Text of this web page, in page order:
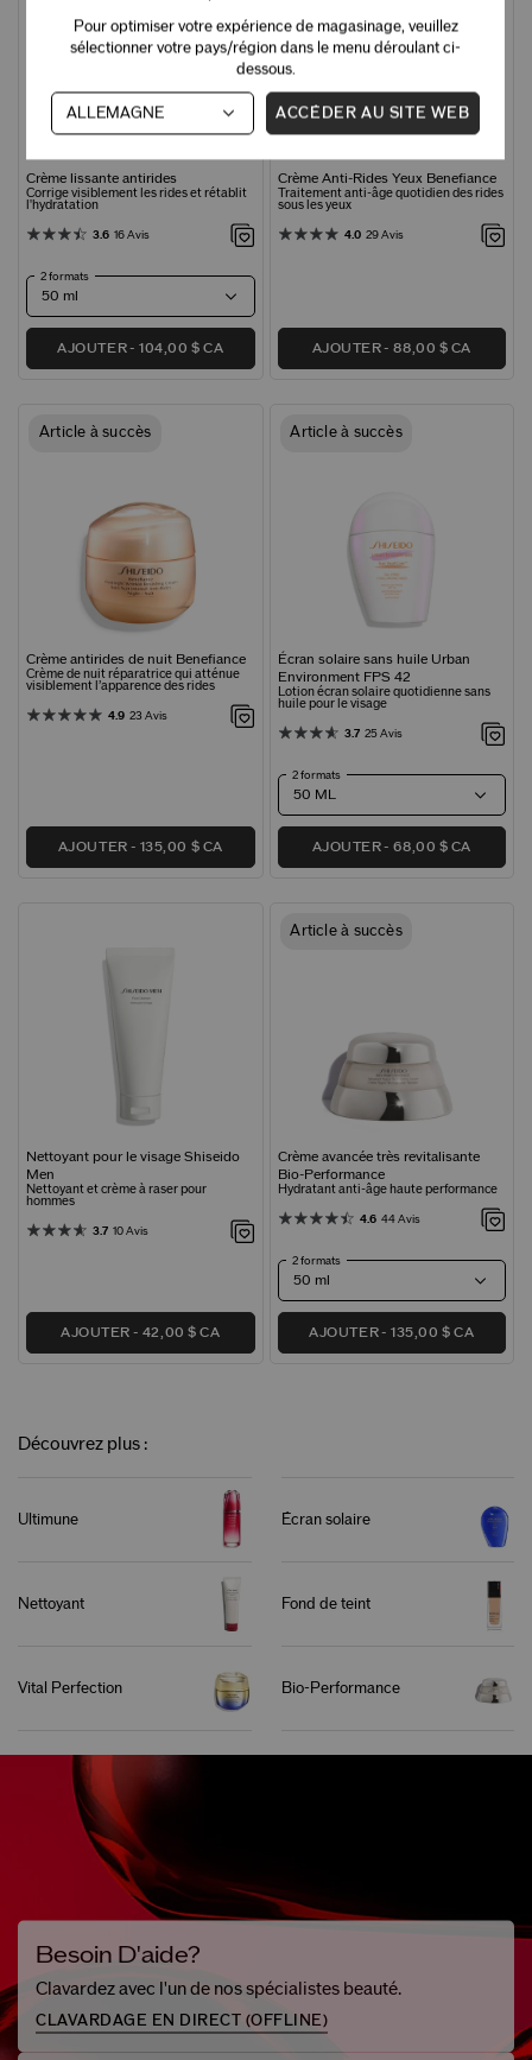
Crème lissante antirides
Corrige visiblement les rides et rétablit
l'hydratation
3.6 16 Avis
2 formats
AJOUTER 104,00 $ CA
Crème Anti-Rides Yeux Benefiance
Traitement anti-âge quotidien des rides
sous les yeux
4.0 29 Avis
AJOUTER 88,00 $ CA
Article à succès
Crème antirides de nuit Benefiance
Crème de nuit réparatrice qui atténue
visiblement l’apparence des rides
4.9 23 Avis
AJOUTER 135,00 $ CA
Article à succès
Écran solaire sans huile Urban
Environment FPS 42
Lotion écran solaire quotidienne sans
huile pour le visage
3.7 25 Avis
2 formats
AJOUTER 68,00 $ CA
Nettoyant pour le visage Shiseido
Men
Nettoyant et crème à raser pour
hommes
3.7 10 Avis
AJOUTER 42,00 $ CA
Article à succès
Crème avancée très revitalisante
Bio-Performance
Hydratant anti-âge haute performance
4.6 44 Avis
2 formats
AJOUTER 135,00 $ CA
Découvrez plus :
Ultimune Écran solaire
Nettoyant Fond de teint
Vital Perfection Bio-Performance
Besoin D'aide?
Clavardez avec l'un de nos spécialistes beauté.
CLAVARDAGE EN DIRECT (OFFLINE)
Pour optimiser votre expérience de magasinage, veuillez
sélectionner votre pays/région dans le menu déroulant ci-
dessous.
ACCÉDER AU SITE WEB